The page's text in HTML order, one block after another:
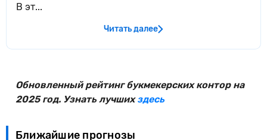
В эт...
Читать далее
Обновленный рейтинг букмекерских контор на
2025 год. Узнать лучшихздесь
Ближайшие прогнозы